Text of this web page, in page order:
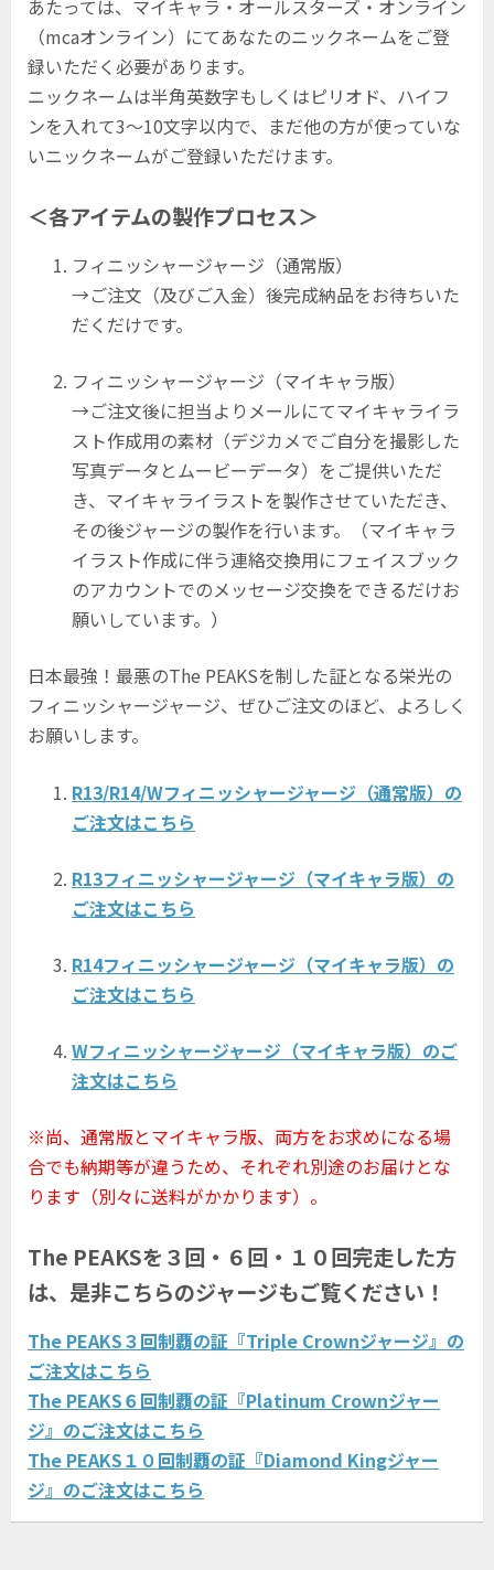
あたっては、マイキャラ・オールスターズ・オンライン
（mcaオンライン）にてあなたのニックネームをご登
録いただく必要があります。
ニックネームは半角英数字もしくはピリオド、ハイフ
ンを入れて3〜10文字以内で、まだ他の方が使っていな
いニックネームがご登録いただけます。
＜各アイテムの製作プロセス＞
フィニッシャージャージ（通常版）
→ご注文（及びご入金）後完成納品をお待ちいた
だくだけです。
フィニッシャージャージ（マイキャラ版）
→ご注文後に担当よりメールにてマイキャライラ
スト作成用の素材（デジカメでご自分を撮影した
写真データとムービーデータ）をご提供いただ
き、マイキャライラストを製作させていただき、
その後ジャージの製作を行います。（マイキャラ
イラスト作成に伴う連絡交換用にフェイスブック
のアカウントでのメッセージ交換をできるだけお
願いしています。）
日本最強！最悪のThe PEAKSを制した証となる栄光の
フィニッシャージャージ、ぜひご注文のほど、よろしく
お願いします。
R13/R14/Wフィニッシャージャージ（通常版）の
ご注文はこちら
R13フィニッシャージャージ（マイキャラ版）の
ご注文はこちら
R14フィニッシャージャージ（マイキャラ版）の
ご注文はこちら
Wフィニッシャージャージ（マイキャラ版）のご
注文はこちら
※尚、通常版とマイキャラ版、両方をお求めになる場
合でも納期等が違うため、それぞれ別途のお届けとな
ります（別々に送料がかかります）。
The PEAKSを３回・６回・１０回完走した方
は、是非こちらのジャージもご覧ください！
The PEAKS３回制覇の証『Triple Crownジャージ』の
ご注文はこちら
The PEAKS６回制覇の証『Platinum Crownジャー
ジ』のご注文はこちら
The PEAKS１０回制覇の証『Diamond Kingジャー
ジ』のご注文はこちら